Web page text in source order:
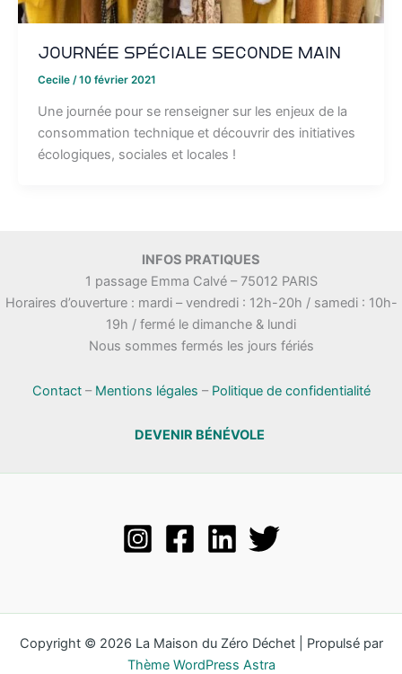
Journée spéciale seconde main
Cecile /10 février 2021
Une journée pour se renseigner sur les enjeux de la
consommation technique et découvrir des initiatives
écologiques, sociales et locales !
INFOS PRATIQUES
1 passage Emma Calvé – 75012 PARIS
Horaires d’ouverture : mardi – vendredi : 12h-20h / samedi : 10h-
19h / fermé le dimanche & lundi
Nous sommes fermés les jours fériés
Contact– Mentions légales – Politique de confidentialité
DEVENIR BÉNÉVOLE
Copyright © 2026 La Maison du Zéro Déchet | Propulsé par
Thème WordPress Astra